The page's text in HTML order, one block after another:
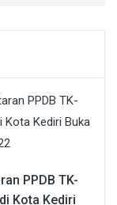
PPDB TK-
Kota Kediri